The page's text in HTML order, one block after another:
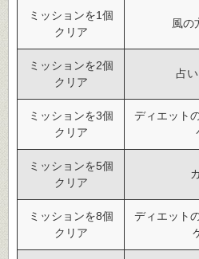
ミッションを1個
クリア
風の
ミッションを2個
クリア
占
ミッションを3個
クリア
ディエット
ミッションを5個
クリア
ミッションを8個
クリア
ディエット